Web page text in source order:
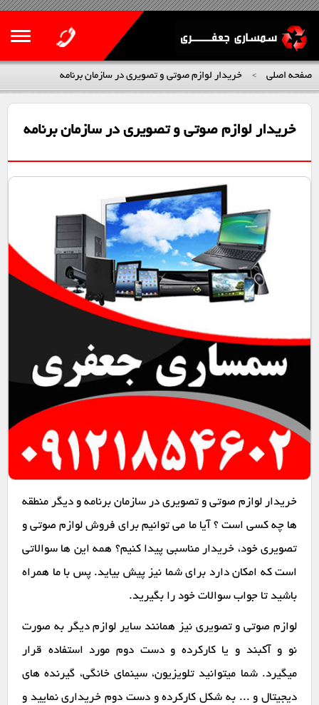
صفحه اصلی > خریدار لوازم صوتی و تصویری در سازمان برنامه
خریدار لوازم صوتی و تصویری در سازمان برنامه
خریدار لوازم صوتی و تصویری در سازمان برنامه و دیگر منطقه
ها چه کسی است ؟ آیا ما می توانیم برای فروش لوازم صوتی و
تصویری خود، خریدار مناسبی پیدا کنیم؟ همه این ها سوالاتی
است که امکان دارد برای شما نیز پیش بیاید. پس با ما همراه
باشید تا جواب سوالات خود را بگیرید.
لوازم صوتی و تصویری نیز همانند سایر لوازم دیگر به صورت
نو و آکبند و یا کارکرده و دست دوم مورد استفاده قرار
میگیرد. شما میتوانید تلویزیون، سینمای خانگی، گیرنده های
دیجیتال و ... به شکل کارکرده و دست دوم خریداری نمایید و